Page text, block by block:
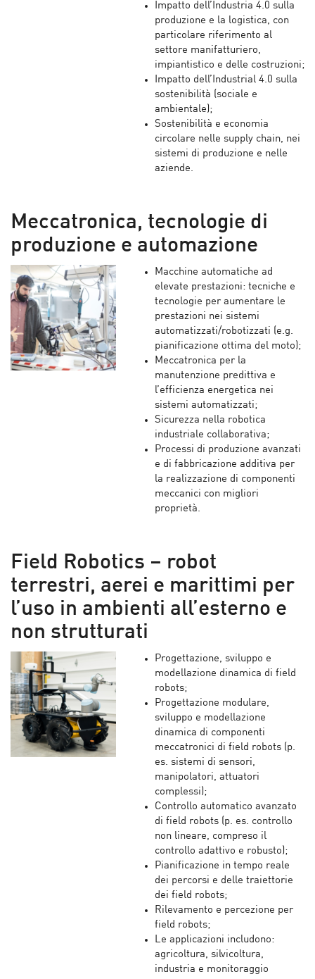
Impatto dell’Industria 4.0 sulla
produzione e la logistica, con
particolare riferimento al
settore manifatturiero,
impiantistico e delle costruzioni;
Impatto dell’Industrial 4.0 sulla
sostenibilità (sociale e
ambientale);
Sostenibilità e economia
circolare nelle supply chain, nei
sistemi di produzione e nelle
aziende.
Meccatronica, tecnologie di
produzione e automazione
Macchine automatiche ad
elevate prestazioni: tecniche e
tecnologie per aumentare le
prestazioni nei sistemi
automatizzati/robotizzati (e.g.
pianificazione ottima del moto);
Meccatronica per la
manutenzione predittiva e
l’efficienza energetica nei
sistemi automatizzati;
Sicurezza nella robotica
industriale collaborativa;
Processi di produzione avanzati
e di fabbricazione additiva per
la realizzazione di componenti
meccanici con migliori
proprietà.
Field Robotics – robot
terrestri, aerei e marittimi per
l’uso in ambienti all’esterno e
non strutturati
Progettazione, sviluppo e
modellazione dinamica di field
robots;
Progettazione modulare,
sviluppo e modellazione
dinamica di componenti
meccatronici di field robots (p.
es. sistemi di sensori,
manipolatori, attuatori
complessi);
Controllo automatico avanzato
di field robots (p. es. controllo
non lineare, compreso il
controllo adattivo e robusto);
Pianificazione in tempo reale
dei percorsi e delle traiettorie
dei field robots;
Rilevamento e percezione per
field robots;
Le applicazioni includono:
agricoltura, silvicoltura,
industria e monitoraggio